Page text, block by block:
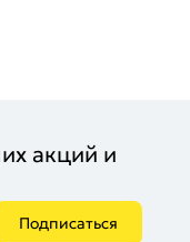
акций и
Подписаться